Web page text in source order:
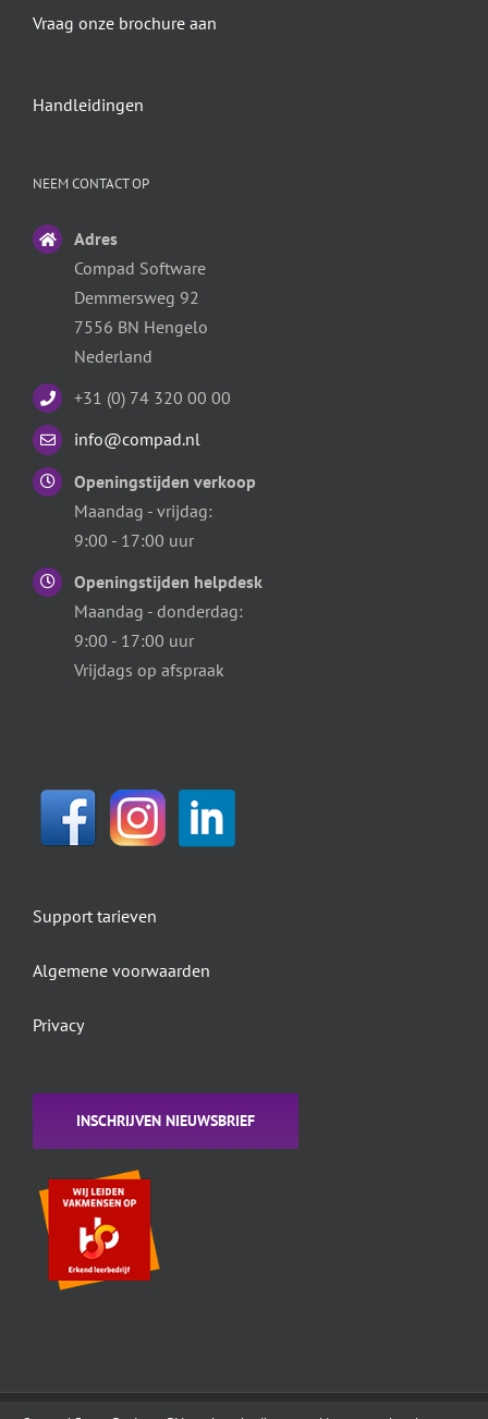
Vraag onze brochure aan
Handleidingen
NEEM CONTACT OP
Adres
Compad Software
Demmersweg 92
7556 BN Hengelo
Nederland
+31 (0) 74 320 00 00
info@compad.nl
Openingstijden verkoop
Maandag - vrijdag:
9:00 - 17:00 uur
Openingstijden helpdesk
Maandag - donderdag:
9:00 - 17:00 uur
Vrijdags op afspraak
Support tarieven
Algemene voorwaarden
Privacy
INSCHRIJVEN NIEUWSBRIEF